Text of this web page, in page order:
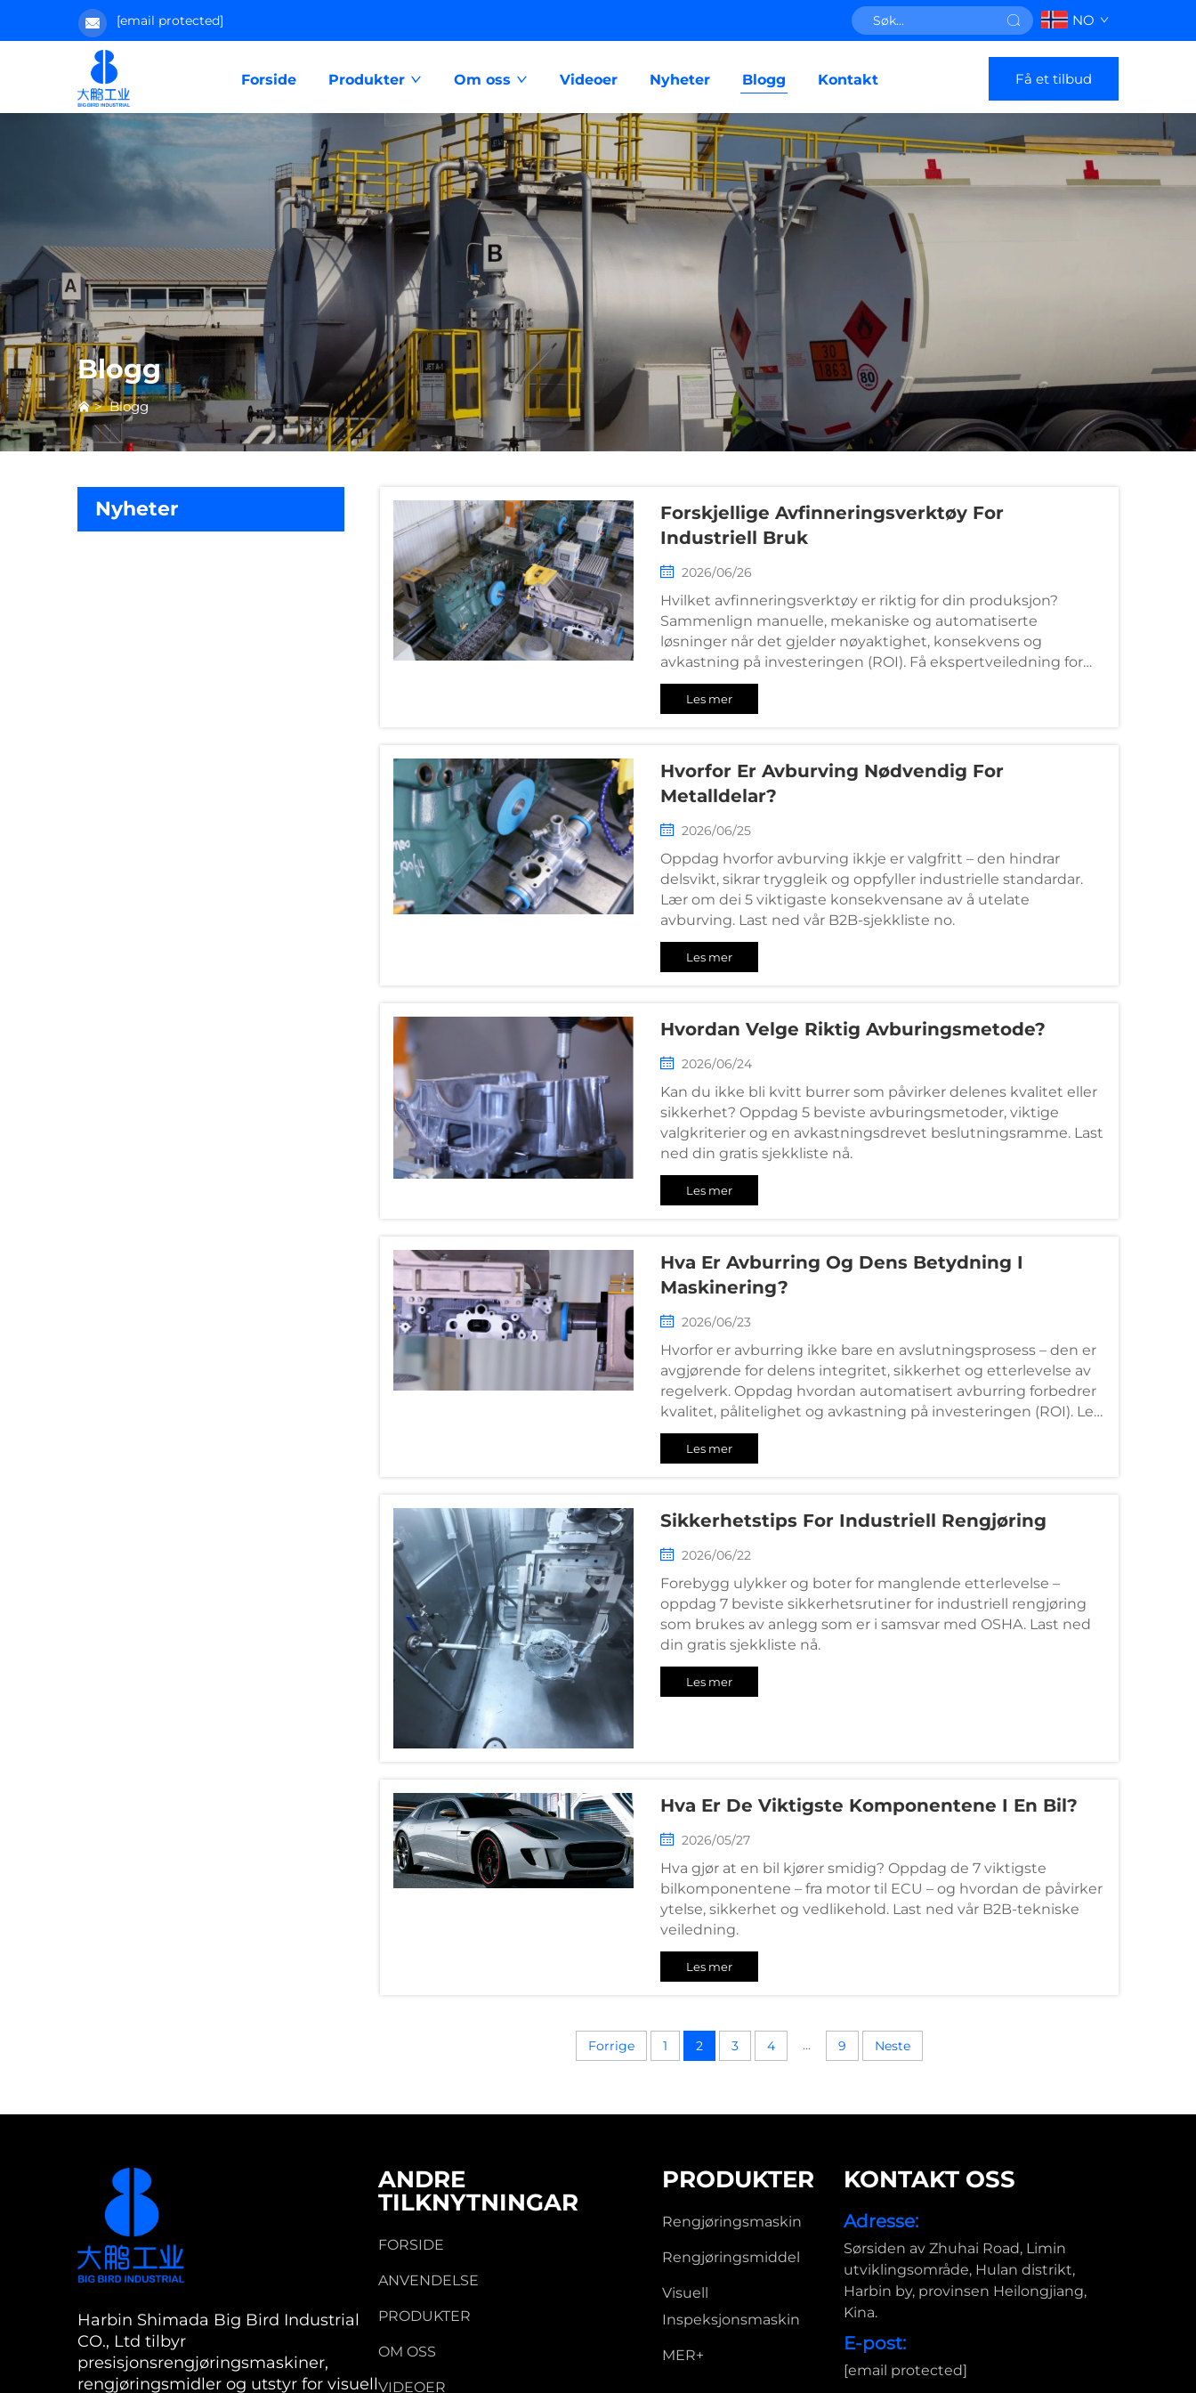
[email protected] NO
Forside Produkter Om oss Videoer Nyheter Blogg Kontakt Få et tilbud
Blogg
>Blogg
Nyheter
Forskjellige Avfinneringsverktøy For
Industriell Bruk
2026/06/26
Hvilket avfinneringsverktøy er riktig for din produksjon?
Sammenlign manuelle, mekaniske og automatiserte
løsninger når det gjelder nøyaktighet, konsekvens og
avkastning på investeringen (ROI). Få ekspertveiledning for
valg.
Les mer
Hvorfor Er Avburving Nødvendig For
Metalldelar?
2026/06/25
Oppdag hvorfor avburving ikkje er valgfritt – den hindrar
delsvikt, sikrar tryggleik og oppfyller industrielle standardar.
Lær om dei 5 viktigaste konsekvensane av å utelate
avburving. Last ned vår B2B-sjekkliste no.
Les mer
Hvordan Velge Riktig Avburingsmetode?
2026/06/24
Kan du ikke bli kvitt burrer som påvirker delenes kvalitet eller
sikkerhet? Oppdag 5 beviste avburingsmetoder, viktige
valgkriterier og en avkastningsdrevet beslutningsramme. Last
ned din gratis sjekkliste nå.
Les mer
Hva Er Avburring Og Dens Betydning I
Maskinering?
2026/06/23
Hvorfor er avburring ikke bare en avslutningsprosess – den er
avgjørende for delens integritet, sikkerhet og etterlevelse av
regelverk. Oppdag hvordan automatisert avburring forbedrer
kvalitet, pålitelighet og avkastning på investeringen (ROI). Les
mer.
Les mer
Sikkerhetstips For Industriell Rengjøring
2026/06/22
Forebygg ulykker og boter for manglende etterlevelse –
oppdag 7 beviste sikkerhetsrutiner for industriell rengjøring
som brukes av anlegg som er i samsvar med OSHA. Last ned
din gratis sjekkliste nå.
Les mer
Hva Er De Viktigste Komponentene I En Bil?
2026/05/27
Hva gjør at en bil kjører smidig? Oppdag de 7 viktigste
bilkomponentene – fra motor til ECU – og hvordan de påvirker
ytelse, sikkerhet og vedlikehold. Last ned vår B2B-tekniske
veiledning.
Les mer
Forrige 1 2 3 4 ... 9 Neste
Harbin Shimada Big Bird Industrial
CO., Ltd tilbyr
presisjonsrengjøringsmaskiner,
rengjøringsmidler og utstyr for visuell
ANDRE
TILKNYTNINGAR
FORSIDE
ANVENDELSE
PRODUKTER
OM OSS
VIDEOER
PRODUKTER
Rengjøringsmaskin
Rengjøringsmiddel
Visuell
Inspeksjonsmaskin
MER+
KONTAKT OSS
Adresse:
Sørsiden av Zhuhai Road, Limin
utviklingsområde, Hulan distrikt,
Harbin by, provinsen Heilongjiang,
Kina.
E-post:
[email protected]